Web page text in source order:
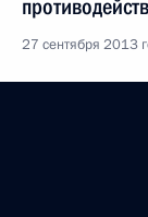
27 сентября 2013